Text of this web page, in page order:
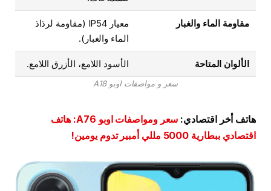
مقاومة الماء والغبار
معيار IP54 (مقاومة لرذاذ
الماء والغبار).
الألوان المتاحة الأسود اللامع، الأزرق اللامع.
سعر و مواصفات اوبو A18
هاتف أخر اقتصادي:
سعر ومواصفات اوبو A76: هاتف
اقتصادي ببطارية 5000 مللي أمبير تدوم يومين!